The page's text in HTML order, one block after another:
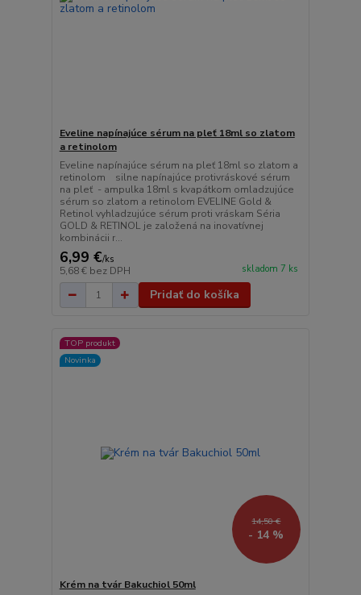
Eveline napínajúce sérum na pleť 18ml so zlatom
a retinolom
Eveline napínajúce sérum na pleť 18ml so zlatom a
retinolom silne napínajúce protivráskové sérum
na pleť - ampulka 18ml s kvapátkom omladzujúce
sérum so zlatom a retinolom EVELINE Gold &
Retinol vyhladzujúce sérum proti vráskam Séria
GOLD & RETINOL je založená na inovatívnej
kombinácii r...
6,99 €/ks
5,68 € bez DPH skladom 7 ks
Pridať do košíka
TOP produkt
Novinka
14,50 €
- 14 %
Krém na tvár Bakuchiol 50ml